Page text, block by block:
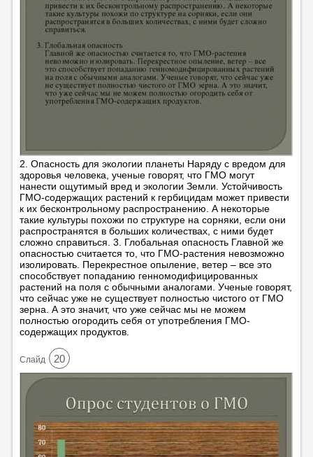
2. Опасность для экологии планеты Наряду с вредом для
здоровья человека, ученые говорят, что ГМО могут
нанести ощутимый вред и экологии Земли. Устойчивость
ГМО-содержащих растений к гербицидам может привести
к их бесконтрольному распространению. А некоторые
такие культуры похожи по структуре на сорняки, если они
распространятся в больших количествах, с ними будет
сложно справиться. 3. Глобальная опасность Главной же
опасностью считается то, что ГМО-растения невозможно
изолировать. Перекрестное опыление, ветер – все это
способствует попаданию генномодифицированных
растений на поля с обычными аналогами. Ученые говорят,
что сейчас уже не существует полностью чистого от ГМО
зерна. А это значит, что уже сейчас мы не можем
полностью огородить себя от употребления ГМО-
содержащих продуктов.
Cлайд 20